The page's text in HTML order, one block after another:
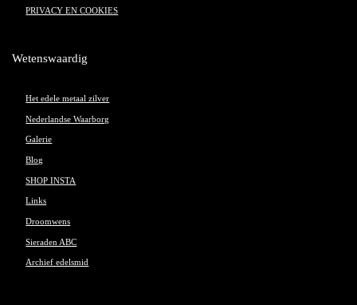
PRIVACY EN COOKIES
Wetenswaardig
Het edele metaal zilver
Nederlandse Waarborg
Galerie
Blog
SHOP INSTA
Links
Droomwens
Sieraden ABC
Archief edelsmid